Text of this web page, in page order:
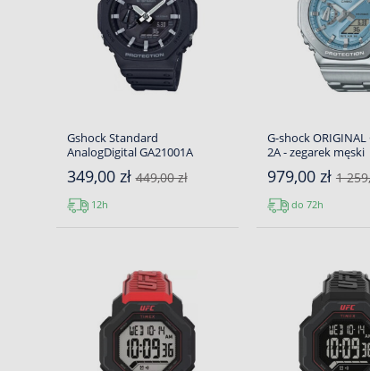
Gshock Standard
AnalogDigital GA21001A
349,00 zł449,00 zł
12h
G-shock ORIGINAL
2A - zegarek męski
979,00 zł 1
do 72h